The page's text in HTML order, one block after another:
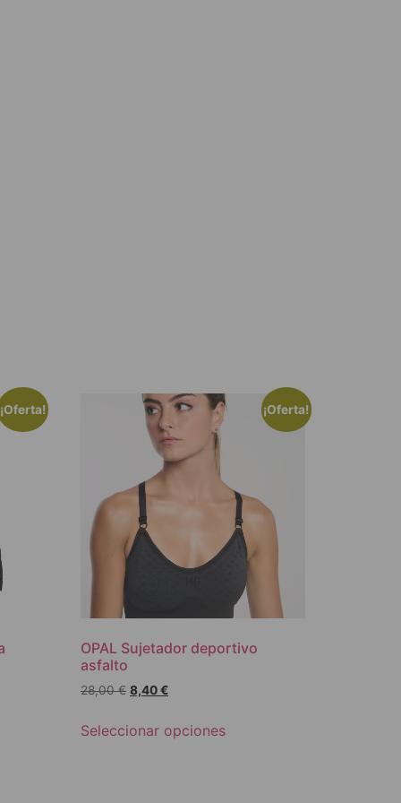
¡Oferta! ¡Oferta!
OPAL Sujetador deportivo
asfalto
28,00€ 8,40€
Seleccionar opciones